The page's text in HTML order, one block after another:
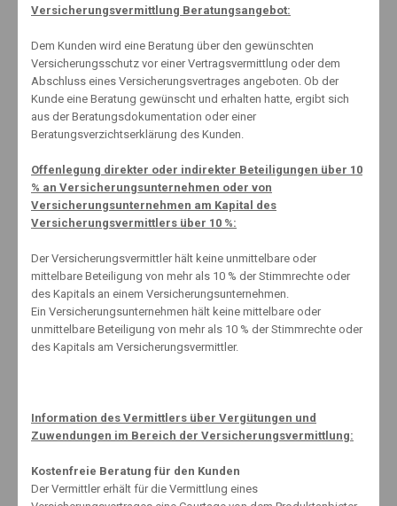
Risiko für Arbeitsunfälle minimieren
30. Mai 2011
Zahl der PKW-Diebstähle geht leicht zurück
24. August 2015
www.schnell-mal-sparen.com (extern)
Kontakt
Erstinformation
Datenschutzerklärung
Versicherungsvermittlung Beratungsangebot:
Dem Kunden wird eine Beratung über den gewünschten
Versicherungsschutz vor einer Vertragsvermittlung oder dem
Abschluss eines Versicherungsvertrages angeboten. Ob der
Kunde eine Beratung gewünscht und erhalten hatte, ergibt sich
aus der Beratungsdokumentation oder einer
Beratungsverzichtserklärung des Kunden.
Offenlegung direkter oder indirekter Beteiligungen über 10
% an Versicherungsunternehmen oder von
Versicherungsunternehmen am Kapital des
Versicherungsvermittlers über 10 %:
Der Versicherungsvermittler hält keine unmittelbare oder
mittelbare Beteiligung von mehr als 10 % der Stimmrechte oder
des Kapitals an einem Versicherungsunternehmen.
Ein Versicherungsunternehmen hält keine mittelbare oder
unmittelbare Beteiligung von mehr als 10 % der Stimmrechte oder
des Kapitals am Versicherungsvermittler.
Information des Vermittlers über Vergütungen und
Zuwendungen im Bereich der Versicherungsvermittlung:
Kostenfreie Beratung für den Kunden
Der Vermittler erhält für die Vermittlung eines